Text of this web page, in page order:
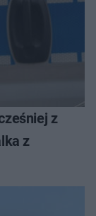
z
z